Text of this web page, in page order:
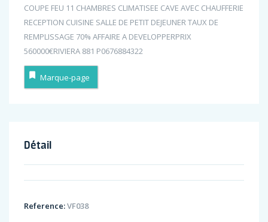
COUPE FEU 11 CHAMBRES CLIMATISEE CAVE AVEC CHAUFFERIE
RECEPTION CUISINE SALLE DE PETIT DEJEUNER TAUX DE
REMPLISSAGE 70% AFFAIRE A DEVELOPPERPRIX
560000€RIVIERA 881 P0676884322
Marque-page
Détail
Reference:VF038